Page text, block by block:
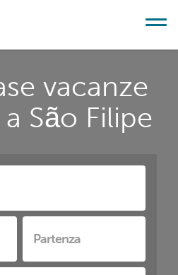
vacanze
São Filipe